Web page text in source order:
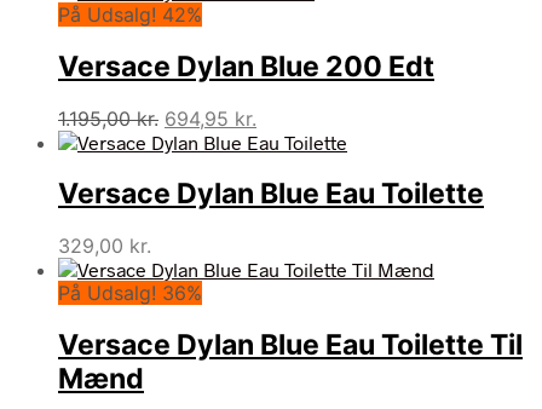
På Udsalg! 42%
Versace Dylan Blue 200 Edt
1.195,00kr. Den
oprindelige
var:
1.195,00 kr..
694,95 kr.
aktuelle
er:
694,95 kr..
Versace Dylan Blue Eau Toilette
329,00 kr.
På Udsalg! 36%
Versace Dylan Blue Eau Toilette Til
Mænd